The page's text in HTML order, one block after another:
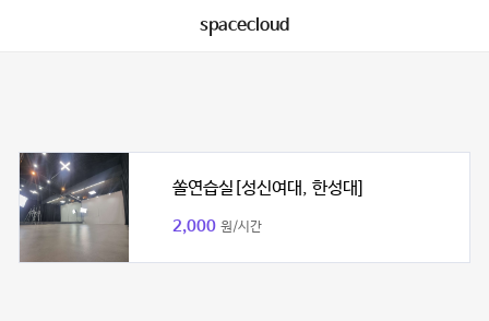
spacecloud
쏠연습실[성신여대, 한성대]
2,000 원/시간